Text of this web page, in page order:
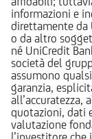
informazioni e
direttamente da
o da altro
né UniCredit
società del
assumono
garanzia,
all’accuratezza,
quotazioni, dati
valutazione